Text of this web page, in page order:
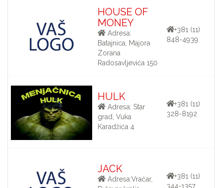
HOUSE OF
MONEY
Adresa:
Batajnica, Majora
Zorana
Radosavljevića 150
+381 (11)
848-4939
HULK
Adresa: Star
grad, Vuka
Karadžića 4
+381 (11)
328-8192
JACK
Adresa:Vračar,
+381 (11)
344-1357